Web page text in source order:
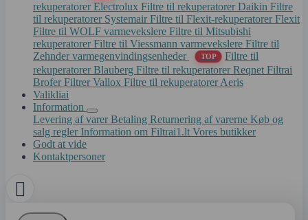
rekuperatorer Electrolux Filtre til rekuperatorer Daikin Filtre
til rekuperatorer Systemair Filtre til Flexit-rekuperatorer Flexit
Filtre til WOLF varmevekslere Filtre til Mitsubishi
rekuperatorer Filtre til Viessmann varmevekslere Filtre til
Zehnder varmegenvindingsenheder
TOP
Filtre til
rekuperatorer Blauberg Filtre til rekuperatorer Reqnet Filtrai
Brofer Filtrer Vallox Filtre til rekuperatorer Aeris
Valikliai
Information
Levering af varer Betaling Returnering af varerne Køb og
salg regler Information om Filtrai1.lt Vores butikker
Godt at vide
Kontaktpersoner
